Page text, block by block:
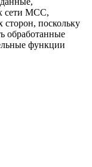
сети МСС,
сторон, поскольку
обработанные
функции